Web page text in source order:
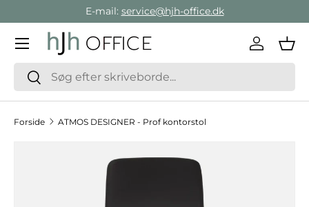
Gå direkte til indholdet
E-mail: service@hjh-office.dk
SøgSøg
Log ind
Menu
Forside ATMOS DESIGNER - Prof kontorstol
Hop til produktinformation